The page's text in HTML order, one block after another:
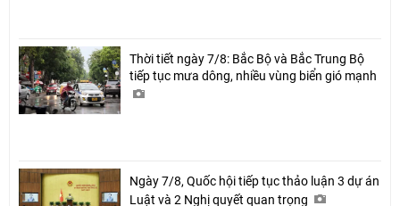
Thời tiết ngày 7/8: Bắc Bộ và Bắc Trung Bộ
tiếp tục mưa dông, nhiều vùng biển gió mạnh
Ngày 7/8, Quốc hội tiếp tục thảo luận 3 dự án
Luật và 2 Nghị quyết quan trọng